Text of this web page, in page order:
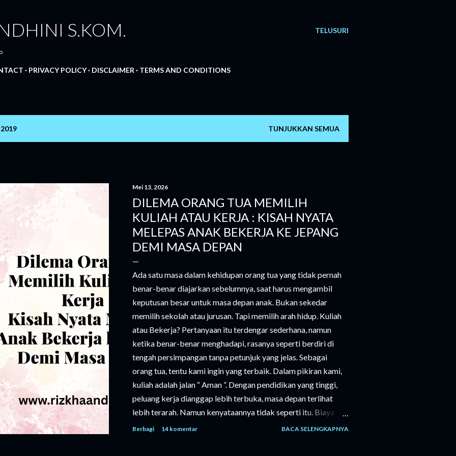
TELUSURI
S.KOM.
PRIVACY POLICY DISCLAIMER TERMS AND CONDITIONS
TUNJUKKAN SEMUA
Mei 13, 2026
DILEMA ORANG TUA MEMILIH
KULIAH ATAU KERJA : KISAH NYATA
MELEPAS ANAK BEKERJA KE JEPANG
DEMI MASA DEPAN
Ada satu masa dalam kehidupan orang tua yang tidak pernah
benar-benar diajarkan sebelumnya, saat harus mengambil
keputusan besar untuk masa depan anak. Bukan sekedar
memilih sekolah atau jurusan. Tapi memilih arah hidup. Kuliah
atau Bekerja? Pertanyaan itu terdengar sederhana, namun
ketika benar-benar menghadapi, rasanya seperti berdiri di
tengah persimpangan tanpa petunjuk yang jelas. Sebagai
orang tua, tentu kami ingin yang terbaik. Dalam pikiran kami,
kuliah adalah jalan “ Aman ”. Dengan pendidikan yang tinggi,
peluang kerja dianggap lebih terbuka, masa depan terlihat
lebih terarah. Namun kenyataannya tidak seperti itu. Biaya
kuliah semakin tinggi. Bukan hanya uang masuk, tapi juga
Berbagi 14 komentar BACA SELENGKAPNYA